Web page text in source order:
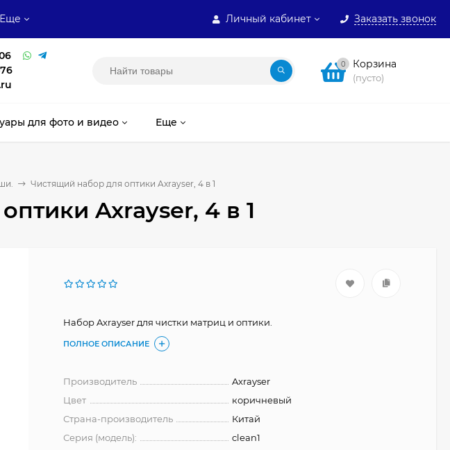
Личный кабинет Заказать звонок
Еще
0 Корзина
(пусто)
для фото и видео Еще
Чистящий набор для оптики Axrayser, 4 в 1
Axrayser, 4 в 1
Набор Axrayser для чистки матриц и оптики.
ПОЛНОЕ ОПИСАНИЕ
Производитель
Axrayser
Цвет
коричневый
Страна-производитель
Китай
Серия (модель):
clean1